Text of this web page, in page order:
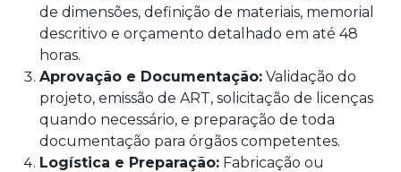
de dimensões, definição de materiais, memorial
descritivo e orçamento detalhado em até 48
horas.
Aprovação e Documentação: Validação do
projeto, emissão de ART, solicitação de licenças
quando necessário, e preparação de toda
documentação para órgãos competentes.
Logística e Preparação: Fabricação ou